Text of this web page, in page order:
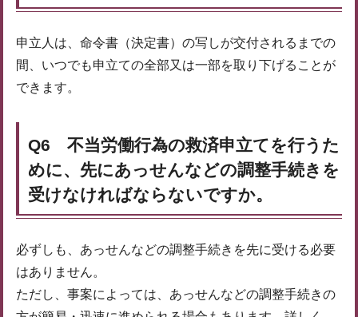
申立人は、命令書（決定書）の写しが交付されるまでの
間、いつでも申立ての全部又は一部を取り下げることが
できます。
Q6 不当労働行為の救済申立てを行うた
めに、先にあっせんなどの調整手続きを
受けなければならないですか。
必ずしも、あっせんなどの調整手続きを先に受ける必要
はありません。
ただし、事案によっては、あっせんなどの調整手続きの